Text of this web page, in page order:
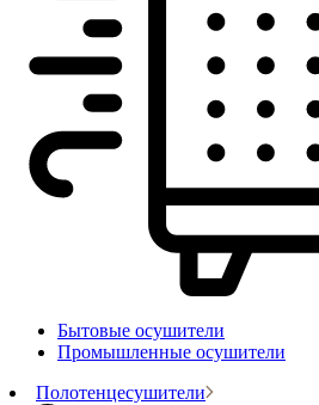
Бытовые осушители
Промышленные осушители
Полотенцесушители